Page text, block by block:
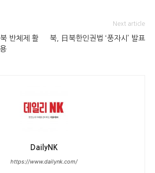
반체제 활
Next article
북, 日북한인권법 ‘풍자시’ 발표
DailyNK
https://www.dailynk.com/